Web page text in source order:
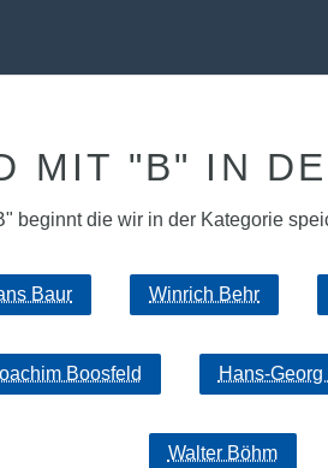
MIT "B" IN
beginnt die wir in der Kategorie
Baur Winrich Behr
Boosfeld Hans-Georg
Walter Böhm